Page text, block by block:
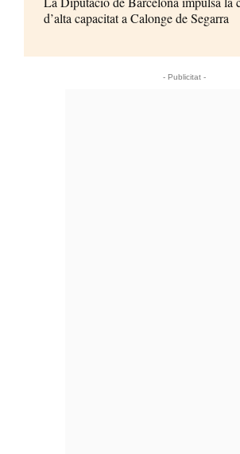
d’alta capacitat a Calonge de Segarra
- Publicitat -